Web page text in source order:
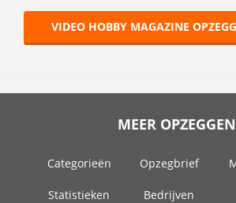
VIDEO HOBBY MAGAZINE
MEER OPZEGGEN
Categorieën Opzegbrief
Statistieken Bedrijven